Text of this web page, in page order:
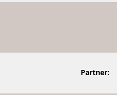
Partner: